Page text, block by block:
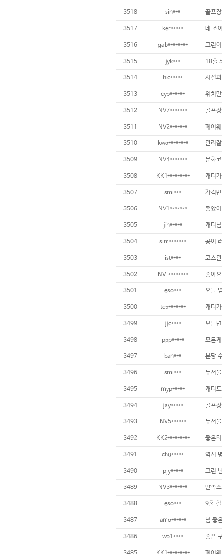
3518 sin***
3517 ker***** 네 조
3516 gab******** 그린
3515 jyk***
3514 hic*****
3513 cyp******
3512 NV7*******
3511 NV2*******
3510 kwo********
3509 NV4*******
3508 KK1*********
3507 smi*** 가격
3506 NV1*******
3505 jin*****
3504 sim*******
3503 ist****
3502 NV_********
3501 eso***
3500 tex*******
3499 jjc****
3498 ppp*****
3497 ban***
3496 smi***
3495 myp*****
3494 jay*****
3493 NV5******
3492 KK2*********
3491 chu*****
3490 pjy*****
3489 NV3******* 만족
3488 eso*** 9홀
3487 amo******
3486 wo1****